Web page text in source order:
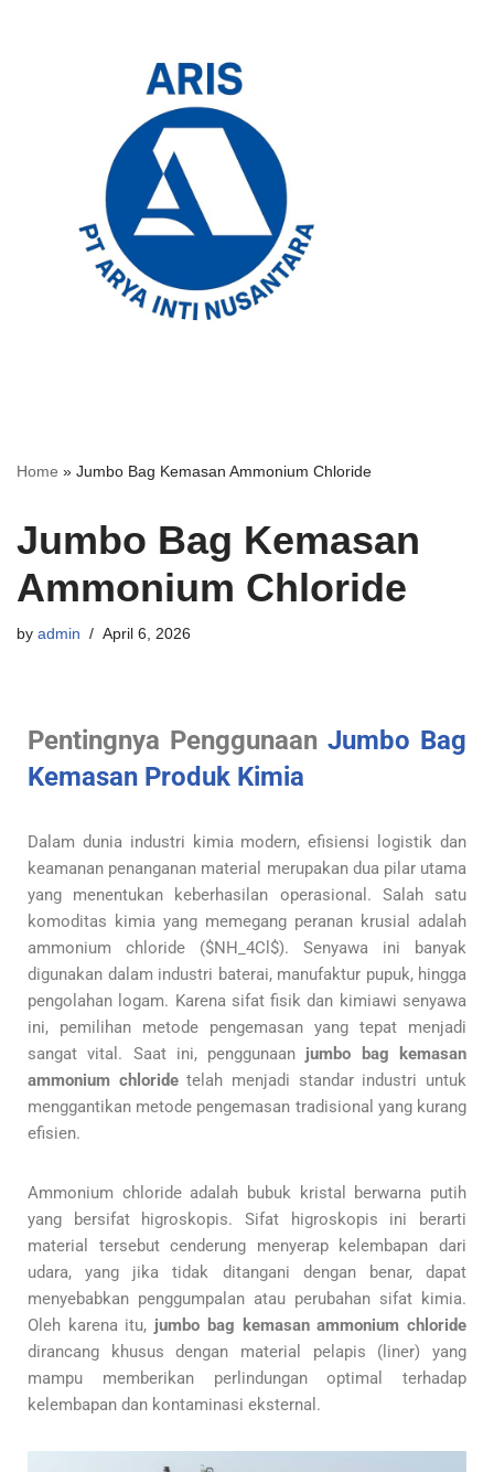
Home » Jumbo Bag Kemasan Ammonium Chloride
Jumbo Bag Kemasan
Ammonium Chloride
by admin April 6, 2026
Pentingnya Penggunaan Jumbo Bag
Kemasan Produk Kimia
Dalam dunia industri kimia modern, efisiensi logistik dan
keamanan penanganan material merupakan dua pilar utama
yang menentukan keberhasilan operasional. Salah satu
komoditas kimia yang memegang peranan krusial adalah
ammonium chloride ($NH_4Cl$). Senyawa ini banyak
digunakan dalam industri baterai, manufaktur pupuk, hingga
pengolahan logam. Karena sifat fisik dan kimiawi senyawa
ini, pemilihan metode pengemasan yang tepat menjadi
sangat vital. Saat ini, penggunaan jumbo bag kemasan
ammonium chloridetelah menjadi standar industri untuk
menggantikan metode pengemasan tradisional yang kurang
efisien.
Ammonium chloride adalah bubuk kristal berwarna putih
yang bersifat higroskopis. Sifat higroskopis ini berarti
material tersebut cenderung menyerap kelembapan dari
udara, yang jika tidak ditangani dengan benar, dapat
menyebabkan penggumpalan atau perubahan sifat kimia.
Oleh karena itu, jumbo bag kemasan ammonium chloride
dirancang khusus dengan material pelapis (liner) yang
mampu memberikan perlindungan optimal terhadap
kelembapan dan kontaminasi eksternal.